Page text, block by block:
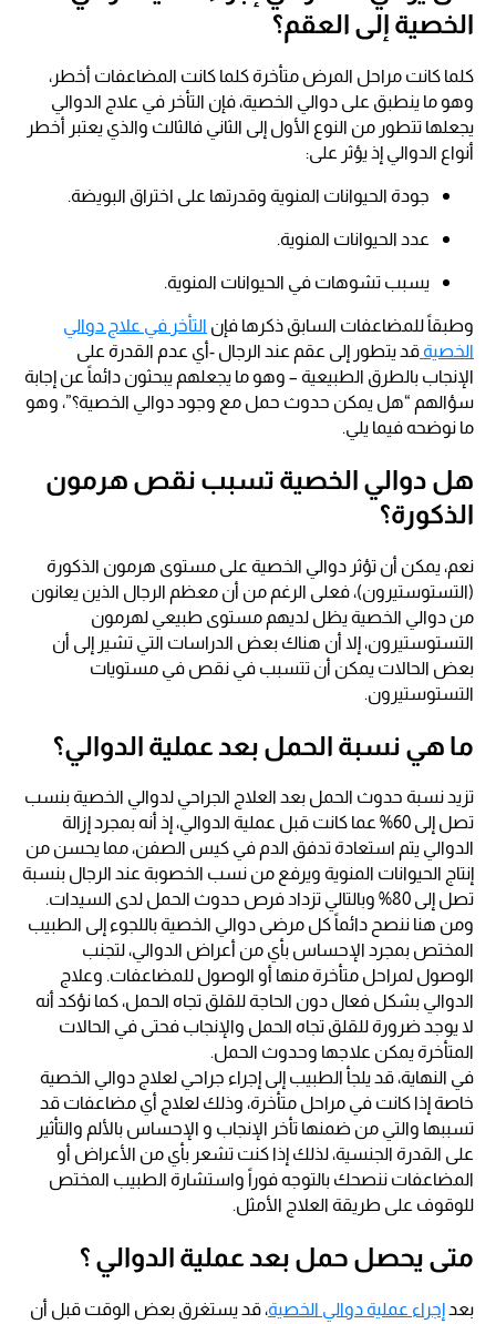
الخصية إلى العقم؟
كلما كانت مراحل المرض متأخرة كلما كانت المضاعفات أخطر،
وهو ما ينطبق على دوالي الخصية، فإن التأخر في علاج الدوالي
يجعلها تتطور من النوع الأول إلى الثاني فالثالث والذي يعتبر أخطر
أنواع الدوالي إذ يؤثر على:
جودة الحيوانات المنوية وقدرتها على اختراق البويضة.
عدد الحيوانات المنوية.
يسبب تشوهات في الحيوانات المنوية.
وطبقاً للمضاعفات السابق ذكرها فإن التأخر في علاج دوالي
الخصية قد يتطور إلى عقم عند الرجال -أي عدم القدرة على
الإنجاب بالطرق الطبيعية – وهو ما يجعلهم يبحثون دائماً عن إجابة
سؤالهم “هل يمكن حدوث حمل مع وجود دوالي الخصية؟”، وهو
ما نوضحه فيما يلي.
هل دوالي الخصية تسبب نقص هرمون
الذكورة؟
نعم، يمكن أن تؤثر دوالي الخصية على مستوى هرمون الذكورة
(التستوستيرون)، فعلى الرغم من أن معظم الرجال الذين يعانون
من دوالي الخصية يظل لديهم مستوى طبيعي لهرمون
التستوستيرون، إلا أن هناك بعض الدراسات التي تشير إلى أن
بعض الحالات يمكن أن تتسبب في نقص في مستويات
التستوستيرون.
ما هي نسبة الحمل بعد عملية الدوالي؟
تزيد نسبة حدوث الحمل بعد العلاج الجراحي لدوالي الخصية بنسب
تصل إلى 60% عما كانت قبل عملية الدوالي، إذ أنه بمجرد إزالة
الدوالي يتم استعادة تدفق الدم في كيس الصفن، مما يحسن من
إنتاج الحيوانات المنوية ويرفع من نسب الخصوبة عند الرجال بنسبة
تصل إلى 80% وبالتالي تزداد فرص حدوث الحمل لدى السيدات.
ومن هنا ننصح دائماً كل مرضى دوالي الخصية باللجوء إلى الطبيب
المختص بمجرد الإحساس بأي من أعراض الدوالي، لتجنب
الوصول لمراحل متأخرة منها أو الوصول للمضاعفات. وعلاج
الدوالي بشكل فعال دون الحاجة للقلق تجاه الحمل، كما نؤكد أنه
لا يوجد ضرورة للقلق تجاه الحمل والإنجاب فحتى في الحالات
المتأخرة يمكن علاجها وحدوث الحمل.
في النهاية، قد يلجأ الطبيب إلى إجراء جراحي لعلاج دوالي الخصية
خاصة إذا كانت في مراحل متأخرة، وذلك لعلاج أي مضاعفات قد
تسببها والتي من ضمنها تأخر الإنجاب و الإحساس بالألم والتأثير
على القدرة الجنسية، لذلك إذا كنت تشعر بأي من الأعراض أو
المضاعفات ننصحك بالتوجه فوراً واستشارة الطبيب المختص
للوقوف على طريقة العلاج الأمثل.
متى يحصل حمل بعد عملية الدوالي ؟
بعد إجراء عملية دوالي الخصية، قد يستغرق بعض الوقت قبل أن